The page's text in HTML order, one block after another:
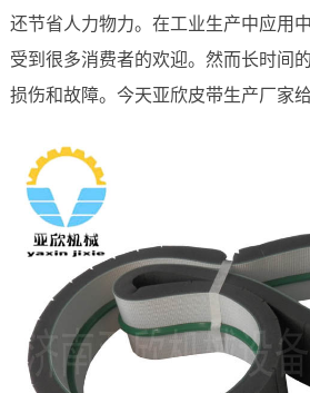
还节省人力物力。在工业生产中应用
受到很多消费者的欢迎。然而长时间
损伤和故障。今天亚欣皮带生产厂家